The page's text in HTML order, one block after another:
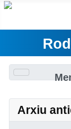
Arxiu